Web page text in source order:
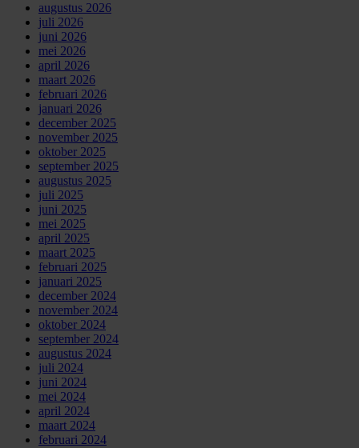
augustus 2026
juli 2026
juni 2026
mei 2026
april 2026
maart 2026
februari 2026
januari 2026
december 2025
november 2025
oktober 2025
september 2025
augustus 2025
juli 2025
juni 2025
mei 2025
april 2025
maart 2025
februari 2025
januari 2025
december 2024
november 2024
oktober 2024
september 2024
augustus 2024
juli 2024
juni 2024
mei 2024
april 2024
maart 2024
februari 2024